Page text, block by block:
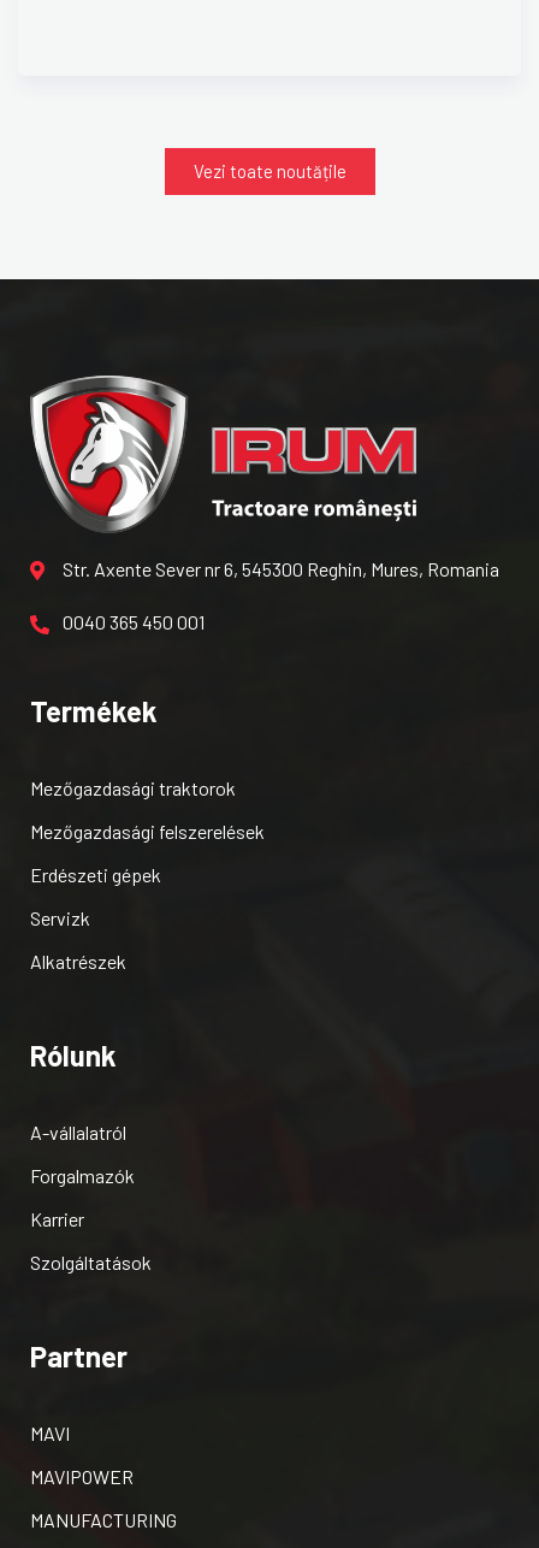
Vezi toate noutățile
Str. Axente Sever nr 6, 545300 Reghin, Mures, Romania
0040 365 450 001
Termékek
Mezőgazdasági traktorok
Mezőgazdasági felszerelések
Erdészeti gépek
Servizk
Alkatrészek
Rólunk
A-vállalatról
Forgalmazók
Karrier
Szolgáltatások
Partner
MAVI
MAVIPOWER
MANUFACTURING